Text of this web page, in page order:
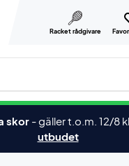
Racket rådgivare
märken osv.
skor -gäller t.o.m. 12/8
utbudet